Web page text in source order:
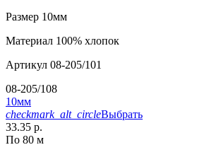
Размер 10мм
Материал 100% хлопок
Артикул 08-205/101
08-205/108
10мм
checkmark_alt_circleВыбрать
33.35 р.
По 80 м